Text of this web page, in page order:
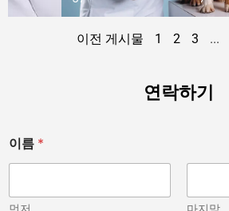
이전 게시물 1 2 3 ...
연락하기
이름 *
먼저 마지막